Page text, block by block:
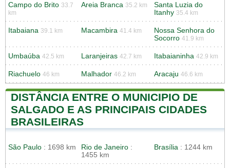
Campo do Brito 33.7
km
Areia Branca 35.2 km
Santa Luzia do
Itanhy 35.4 km
Itabaiana 39.1 km Macambira 41.4 km
Nossa Senhora do
Socorro 41.9 km
Umbaúba 42.5 km Laranjeiras 42.7 km Itabaianinha 42.9 km
Riachuelo 46 km Malhador 46.2 km Aracaju 46.6 km
DISTÂNCIA ENTRE O MUNICIPIO DE
SALGADO E AS PRINCIPAIS CIDADES
BRASILEIRAS
São Paulo : 1698 km Rio de Janeiro :
1455 km
Brasília : 1244 km